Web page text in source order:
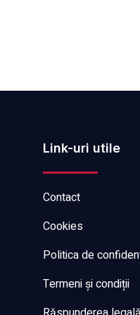
Link-uri utile
Contact
Cookies
Politica de
Termeni și condiții